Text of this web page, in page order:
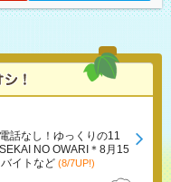
話なし！ゆっくりの11
NO OWARI＊8月15
イトなど (8/7UP!)